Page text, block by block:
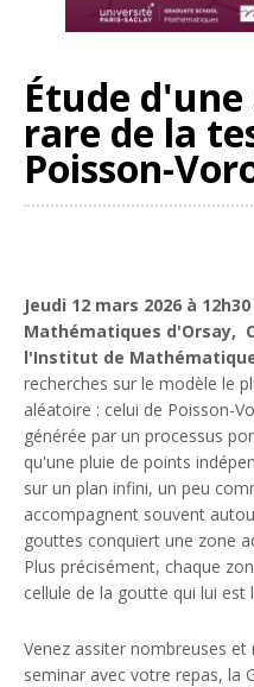
Étude
rare de la
Poisson-
Jeudi 12 mars 2026 à
Mathématiques d'Orsay,
l'Institut de
recherches sur le modèle le
aléatoire : celui de Poisson-
générée par un processus
qu'une pluie de points
sur un plan infini, un peu
accompagnent souvent
gouttes conquiert une zone
Plus précisément, chaque
cellule de la goutte qui lui est
Venez assiter nombreuses
seminar avec votre repas, la